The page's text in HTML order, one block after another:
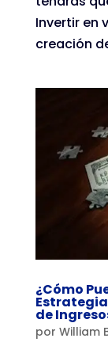
Invertir en
creación
¿Cómo
de
por William